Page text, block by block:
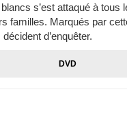
s’est attaqué à tous
familles. Marqués par
d’enquêter.
DVD